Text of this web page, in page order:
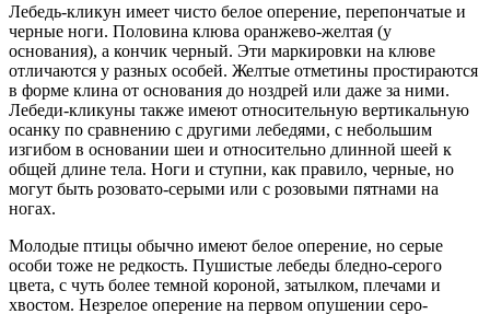
Лебедь-кликун имеет чисто белое оперение, перепончатые и
черные ноги. Половина клюва оранжево-желтая (у
основания), а кончик черный. Эти маркировки на клюве
отличаются у разных особей. Желтые отметины простираются
в форме клина от основания до ноздрей или даже за ними.
Лебеди-кликуны также имеют относительную вертикальную
осанку по сравнению с другими лебедями, с небольшим
изгибом в основании шеи и относительно длинной шеей к
общей длине тела. Ноги и ступни, как правило, черные, но
могут быть розовато-серыми или с розовыми пятнами на
ногах.
Молодые птицы обычно имеют белое оперение, но серые
особи тоже не редкость. Пушистые лебеды бледно-серого
цвета, с чуть более темной короной, затылком, плечами и
хвостом. Незрелое оперение на первом опушении серо-